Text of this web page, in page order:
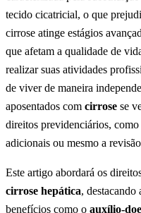
tecido cicatricial, o que
cirrose atinge estágios
que afetam a qualidade de
realizar suas atividades
de viver de maneira
aposentados com cirrose se
direitos previdenciários,
adicionais ou mesmo a
Este artigo abordará os
cirrose hepática, destacando
benefícios como o auxílio-